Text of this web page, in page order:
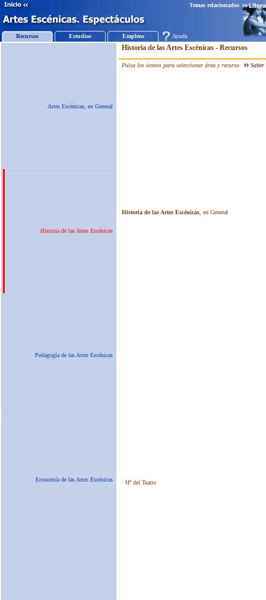
Temas relacionados
Recursos Estudios Empleos Ayuda
Artes Escénicas, en General
Historia de las Artes Escénicas
Pedagogía de las Artes Escénicas
Economía de las Artes Escénicas